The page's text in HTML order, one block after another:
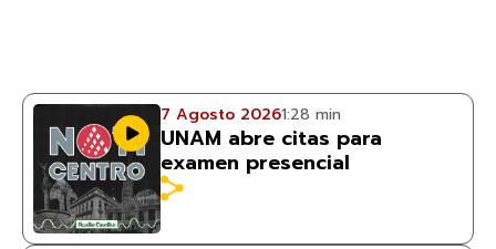
7 Agosto 20261:28 min
UNAM abre citas para
examen presencial